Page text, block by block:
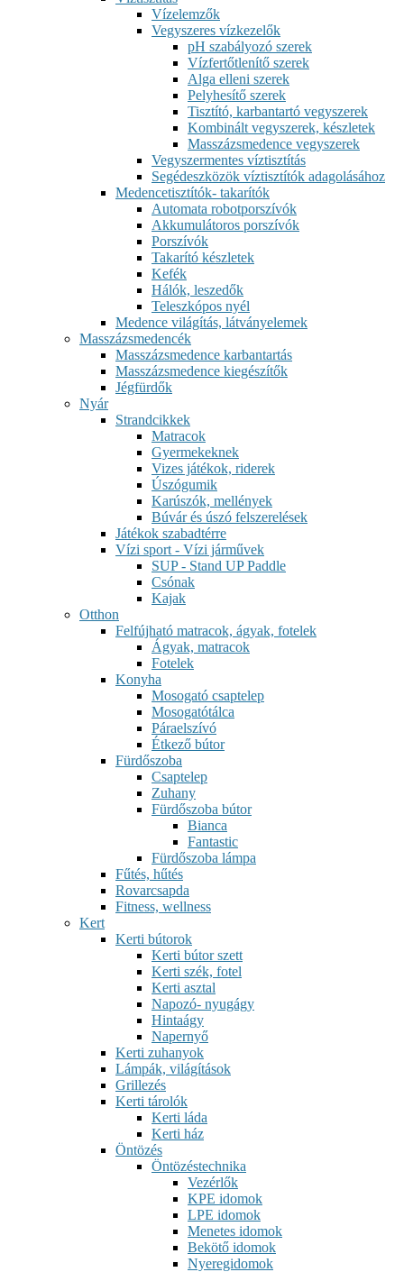
Vízelemzők
Vegyszeres vízkezelők
pH szabályozó szerek
Vízfertőtlenítő szerek
Alga elleni szerek
Pelyhesítő szerek
Tisztító, karbantartó vegyszerek
Kombinált vegyszerek, készletek
Masszázsmedence vegyszerek
Vegyszermentes víztisztítás
Segédeszközök víztisztítók adagolásához
Medencetisztítók- takarítók
Automata robotporszívók
Akkumulátoros porszívók
Porszívók
Takarító készletek
Kefék
Hálók, leszedők
Teleszkópos nyél
Medence világítás, látványelemek
Masszázsmedencék
Masszázsmedence karbantartás
Masszázsmedence kiegészítők
Jégfürdők
Nyár
Strandcikkek
Matracok
Gyermekeknek
Vizes játékok, riderek
Úszógumik
Karúszók, mellények
Búvár és úszó felszerelések
Játékok szabadtérre
Vízi sport - Vízi járművek
SUP - Stand UP Paddle
Csónak
Kajak
Otthon
Felfújható matracok, ágyak, fotelek
Ágyak, matracok
Fotelek
Konyha
Mosogató csaptelep
Mosogatótálca
Páraelszívó
Étkező bútor
Fürdőszoba
Csaptelep
Zuhany
Fürdőszoba bútor
Bianca
Fantastic
Fürdőszoba lámpa
Fűtés, hűtés
Rovarcsapda
Fitness, wellness
Kert
Kerti bútorok
Kerti bútor szett
Kerti szék, fotel
Kerti asztal
Napozó- nyugágy
Hintaágy
Napernyő
Kerti zuhanyok
Lámpák, világítások
Grillezés
Kerti tárolók
Kerti láda
Kerti ház
Öntözés
Öntözéstechnika
Vezérlők
KPE idomok
LPE idomok
Menetes idomok
Bekötő idomok
Nyeregidomok